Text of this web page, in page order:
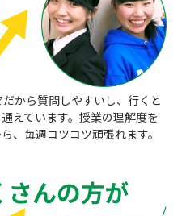
から質問しやすいし、行くと
えています。授業の理解度を
、毎週コツコツ頑張れます。